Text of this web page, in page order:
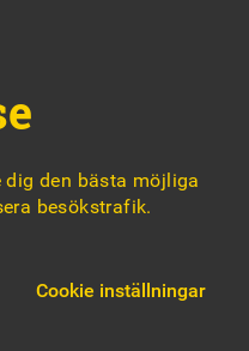
den bästa möjliga
besökstrafik.
Cookie inställningar